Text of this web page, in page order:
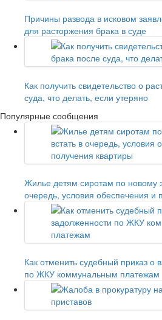
Причины развода в исковом
для расторжения брака в суде
Как получить свидетельство о
суда, что делать, если утеряно
Популярные сообщения
Жилье детям сиротам по новому
очередь, условия обеспечения и
Как отменить судебный приказ о
по ЖКУ коммунальным платежам